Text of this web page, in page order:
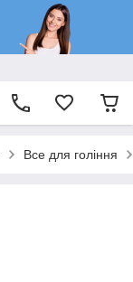
Все для гоління